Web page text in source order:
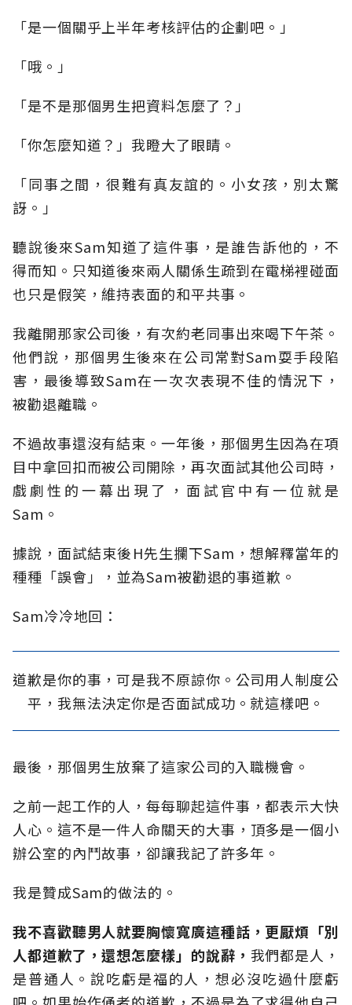
「是一個關乎上半年考核評估的企劃吧。」
「哦。」
「是不是那個男生把資料怎麼了？」
「你怎麼知道？」我瞪大了眼睛。
「同事之間，很難有真友誼的。小女孩，別太驚
訝。」
聽說後來Sam知道了這件事，是誰告訴他的，不
得而知。只知道後來兩人關係生疏到在電梯裡碰面
也只是假笑，維持表面的和平共事。
我離開那家公司後，有次約老同事出來喝下午茶。
他們說，那個男生後來在公司常對Sam耍手段陷
害，最後導致Sam在一次次表現不佳的情況下，
被勸退離職。
不過故事還沒有結束。一年後，那個男生因為在項
目中拿回扣而被公司開除，再次面試其他公司時，
戲劇性的一幕出現了，面試官中有一位就是
Sam。
據說，面試結束後H先生攔下Sam，想解釋當年的
種種「誤會」，並為Sam被勸退的事道歉。
Sam冷冷地回：
道歉是你的事，可是我不原諒你。公司用人制度公
平，我無法決定你是否面試成功。就這樣吧。
最後，那個男生放棄了這家公司的入職機會。
之前一起工作的人，每每聊起這件事，都表示大快
人心。這不是一件人命關天的大事，頂多是一個小
辦公室的內鬥故事，卻讓我記了許多年。
我是贊成Sam的做法的。
我不喜歡聽男人就要胸懷寬廣這種話，更厭煩「別
人都道歉了，還想怎麼樣」的說辭， 我們都是人，
是普通人。說吃虧是福的人，想必沒吃過什麼虧